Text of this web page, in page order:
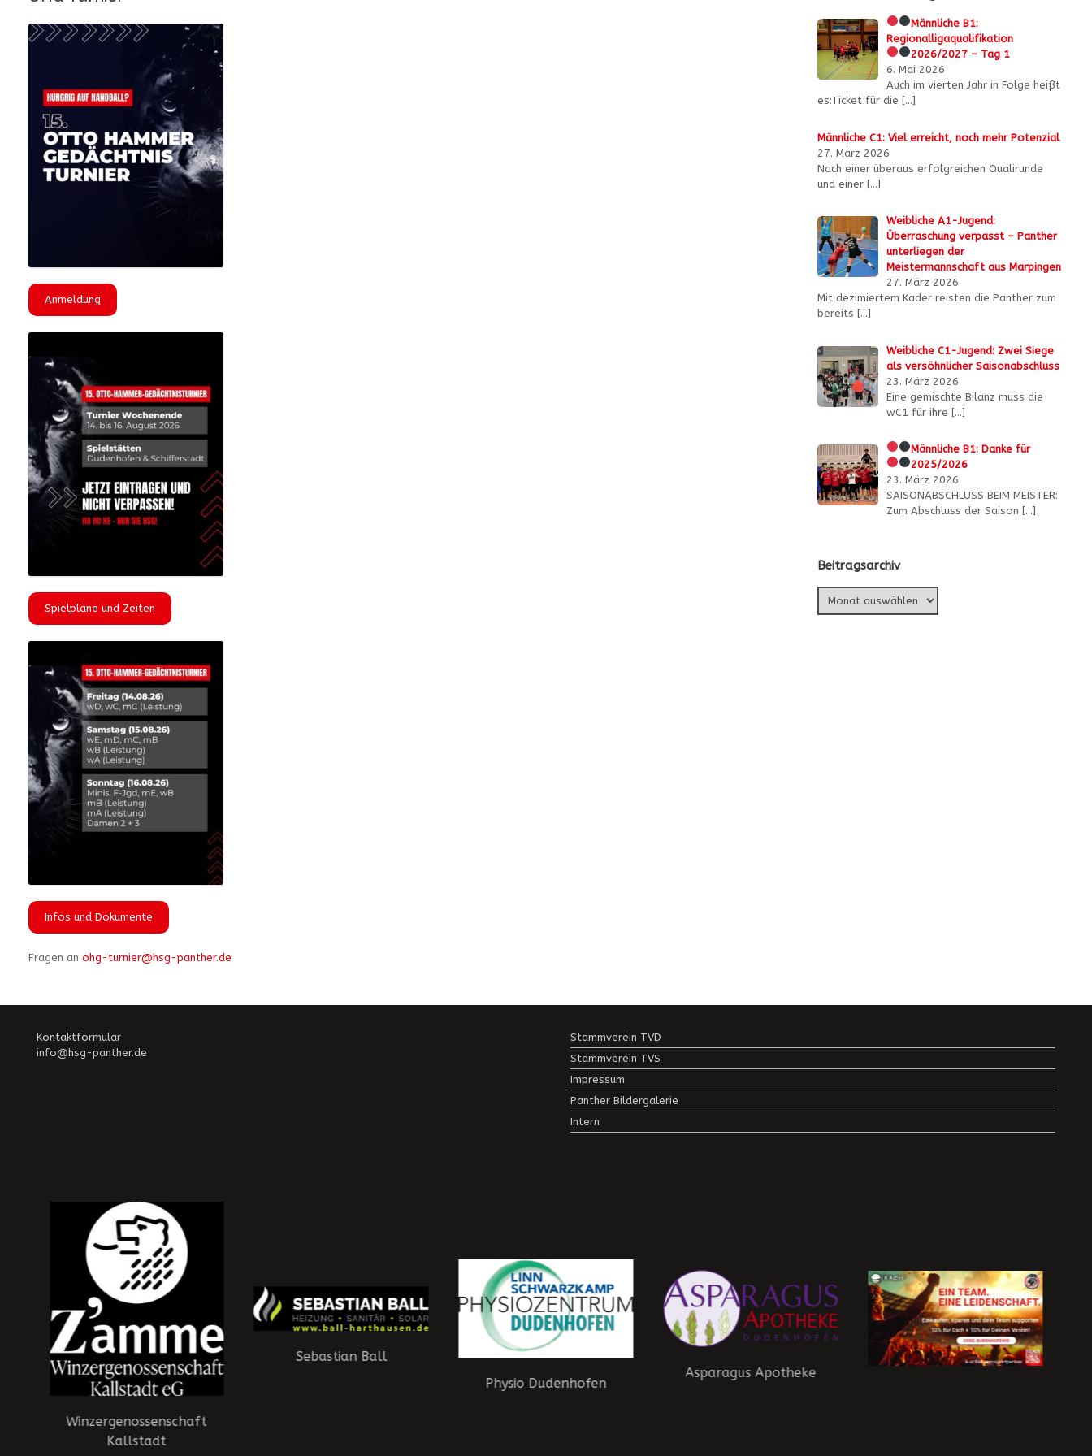
Anmeldung
Spielpläne und Zeiten
Infos und Dokumente
Fragen an ohg-turnier@hsg-panther.de
Männliche B1:
Regionalligaqualifikation
2026/2027 – Tag 1
6. Mai 2026
Auch im vierten Jahr in Folge heißt
es:Ticket für die […]
Männliche C1: Viel erreicht, noch mehr Potenzial
27. März 2026
Nach einer überaus erfolgreichen Qualirunde
und einer[…]
Weibliche A1-Jugend:
Überraschung verpasst – Panther
unterliegen der
Meistermannschaft aus Marpingen
27. März 2026
Mit dezimiertem Kader reisten die Panther zum
bereits […]
Weibliche C1-Jugend: Zwei Siege
als versöhnlicher Saisonabschluss
23. März 2026
Eine gemischte Bilanz muss die
wC1 für ihre[…]
Männliche B1: Danke für
2025/2026
23. März 2026
SAISONABSCHLUSS BEIM MEISTER:
Zum Abschluss der Saison […]
Beitragsarchiv
Kontaktformular
info@hsg-panther.de
Stammverein TVD
Stammverein TVS
Impressum
Panther Bildergalerie
Intern
Winzergenossenschaft
Kallstadt
Sebastian Ball
Physio Dudenhofen
Asparagus Apotheke